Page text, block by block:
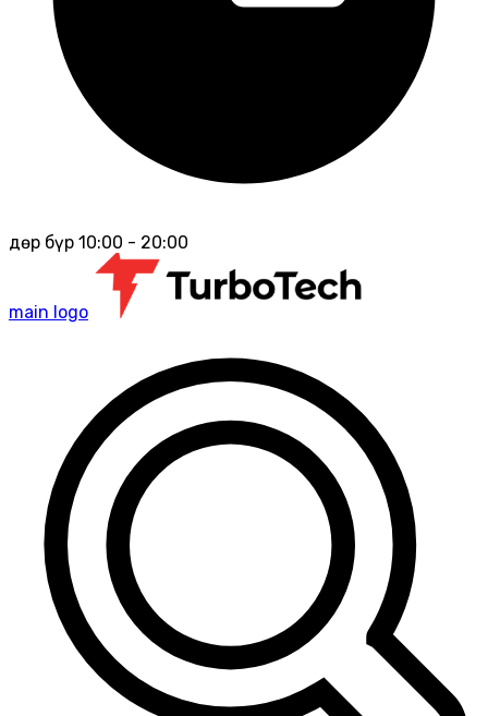
Өдөр бүр 10:00 - 20:00
main logo